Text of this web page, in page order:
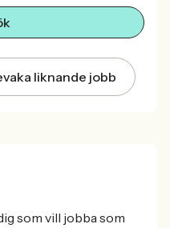
liknande jobb
som vill jobba som